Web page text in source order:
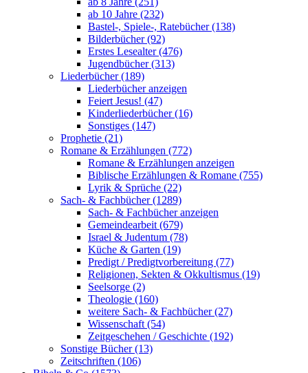
ab 10 Jahre (232)
Bastel-, Spiele-, Ratebücher (138)
Bilderbücher (92)
Erstes Lesealter (476)
Jugendbücher (313)
Liederbücher (189)
Liederbücher anzeigen
Feiert Jesus! (47)
Kinderliederbücher (16)
Sonstiges (147)
Prophetie (21)
Romane & Erzählungen (772)
Romane & Erzählungen anzeigen
Biblische Erzählungen & Romane (755)
Lyrik & Sprüche (22)
Sach- & Fachbücher (1289)
Sach- & Fachbücher anzeigen
Gemeindearbeit (679)
Israel & Judentum (78)
Küche & Garten (19)
Predigt / Predigtvorbereitung (77)
Religionen, Sekten & Okkultismus (19)
Seelsorge (2)
Theologie (160)
weitere Sach- & Fachbücher (27)
Wissenschaft (54)
Zeitgeschehen / Geschichte (192)
Sonstige Bücher (13)
Zeitschriften (106)